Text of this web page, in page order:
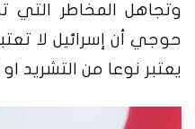
وتجاهل المخاطر التي
حوجي أن إسرائيل لا
يعتبر نوعا من التشريد